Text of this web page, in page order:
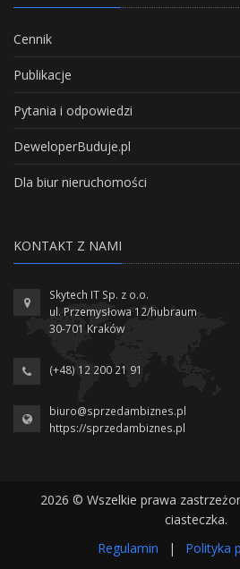
Cennik
Publikacje
Pytania i odpowiedzi
DeweloperBuduje.pl
Dla biur nieruchomości
KONTAKT Z NAMI
Skytech IT Sp. z o.o.
ul. Przemysłowa 12/hubraum
30-701 Kraków
(+48) 12 200 21 91
biuro@sprzedambiznes.pl
https://sprzedambiznes.pl
2026 © Wszelkie prawa
ciasteczka.
Regulamin
| Polityka